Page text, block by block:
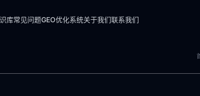
库常见问题GEO优化系统关于我们联系我们